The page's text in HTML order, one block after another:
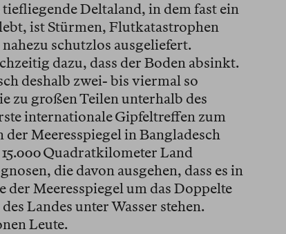
Deltaland, in dem fast ein
ist Stürmen, Flutkatastrophen
schutzlos ausgeliefert.
dazu, dass der Boden absinkt.
deshalb zwei- bis viermal so
zu großen Teilen unterhalb des
internationale Gipfeltreffen zum
Meeresspiegel in Bangladesch
Quadratkilometer Land
die davon ausgehen, dass es in
der Meeresspiegel um das Doppelte
Landes unter Wasser stehen.
Leute.